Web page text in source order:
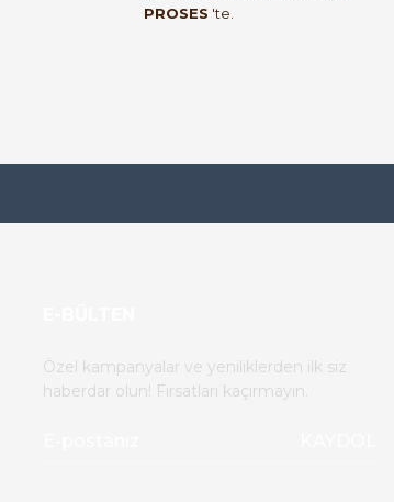
PROSES 'te.
Özel kampanyalar ve yeniliklerden ilk siz
haberdar olun! Fırsatları kaçırmayın.